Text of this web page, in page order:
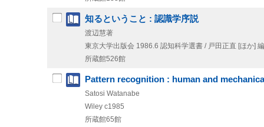
知るということ : 認識学序説
渡辺慧著
東京大学出版会 1986.6 認知科学選書 / 戸田正直 [ほか]
所蔵館526館
Pattern recognition : human and
Satosi Watanabe
Wiley c1985
所蔵館65館